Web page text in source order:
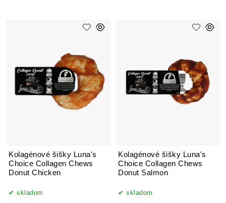
Kolagénové šišky Luna's
Choice Collagen Chews
Donut Chicken
skladom
Kolagénové šišky Luna's
Choice Collagen Chews
Donut Salmon
skladom